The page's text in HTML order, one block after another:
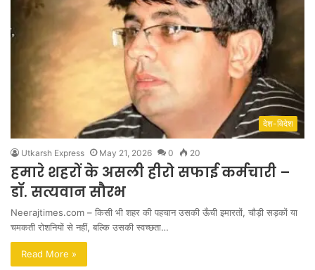
देश-विदेश
Utkarsh Express May 21, 2026 0 20
हमारे शहरों के असली हीरो सफाई कर्मचारी –
डॉ. सत्यवान सौरभ
Neerajtimes.com – किसी भी शहर की पहचान उसकी ऊँची इमारतों, चौड़ी सड़कों या
चमकती रोशनियों से नहीं, बल्कि उसकी स्वच्छता…
Read More »